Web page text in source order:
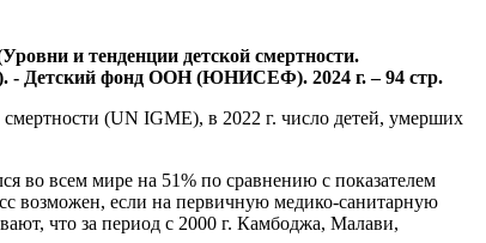
и тенденции детской смертности.
- Детский фонд ООН (ЮНИСЕФ). 2024 г. – 94 стр.
(UN IGME), в 2022 г. число детей, умерших
во всем мире на 51% по сравнению с показателем
возможен, если на первичную медико-санитарную
что за период с 2000 г. Камбоджа, Малави,